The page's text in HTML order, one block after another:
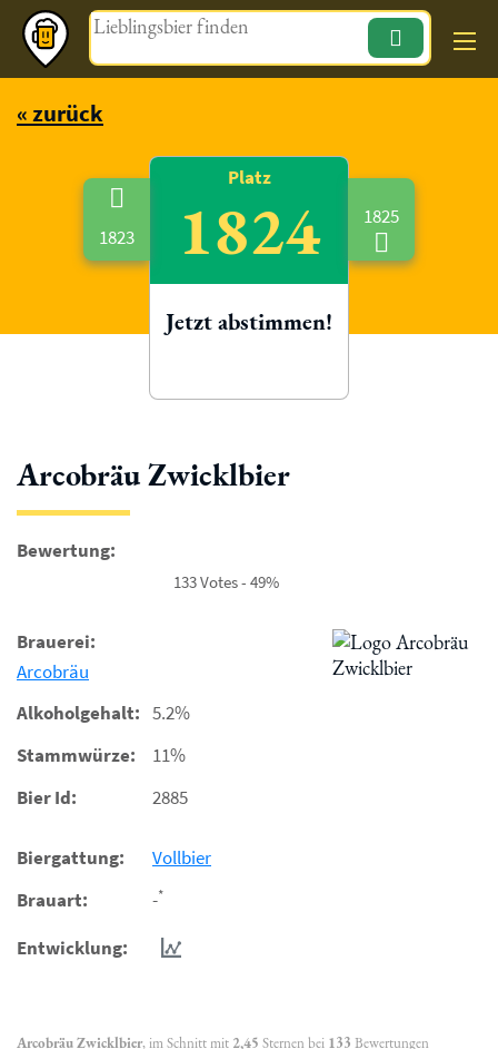
Magazin
« zurück
Arcobräu Zwicklbier
Bewertung:
133 Votes - 49%
Brauerei:
Arcobräu
Alkoholgehalt: 5.2%
Stammwürze:
11%
Bier Id:
2885
Biergattung:
Vollbier
Brauart:
-*
Entwicklung:
Arcobräu Zwicklbier, im Schnitt mit 2,45 Sternen bei 133 Bewertungen
1823
Platz
1824
Jetzt abstimmen!
1825